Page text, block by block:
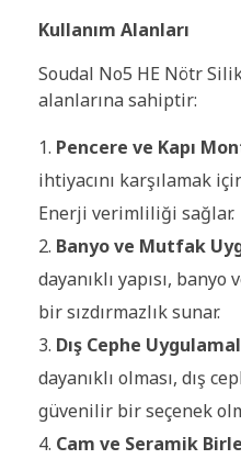
Kullanım Alanları
Soudal No5 HE Nötr
alanlarına sahiptir:
Pencere ve Kapı
ihtiyacını karşılamak
Enerji verimliliği sağlar.
Banyo ve Mutfak
dayanıklı yapısı,
bir sızdırmazlık sunar.
Dış Cephe
dayanıklı olması, dış
güvenilir bir seçenek
Cam ve Seramik